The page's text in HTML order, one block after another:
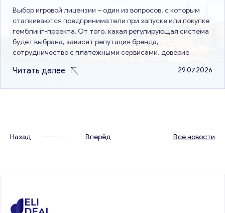
Выбор игровой лицензии – один из вопросов, с которым
сталкиваются предприниматели при запуске или покупке
гемблинг-проекта. От того, какая регулирующая система
будет выбрана, зависят репутация бренда,
сотрудничество с платежными сервисами, доверие
Именно поэтому сравнение лицензий Кюрасао и Мальты
Читать далее 29.07.2026
Назад Вперёд Все новости